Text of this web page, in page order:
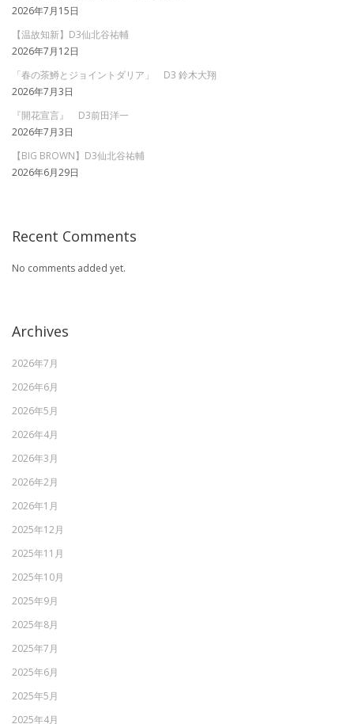
2026年7月15日
【温故知新】D3仙北谷祐輔
2026年7月12日
「春の茶鱒とジョイントダリア」 D3 鈴木大翔
2026年7月3日
『開花宣言』 D3前田洋一
2026年7月3日
【BIG BROWN】D3仙北谷祐輔
2026年6月29日
Recent Comments
No comments added yet.
Archives
2026年7月
2026年6月
2026年5月
2026年4月
2026年3月
2026年2月
2026年1月
2025年12月
2025年11月
2025年10月
2025年9月
2025年8月
2025年7月
2025年6月
2025年5月
2025年4月